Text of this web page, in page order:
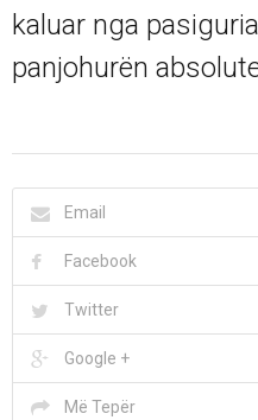
kaluar nga
panjohurën
Email
Facebook
Twitter
Google +
Më Tepër